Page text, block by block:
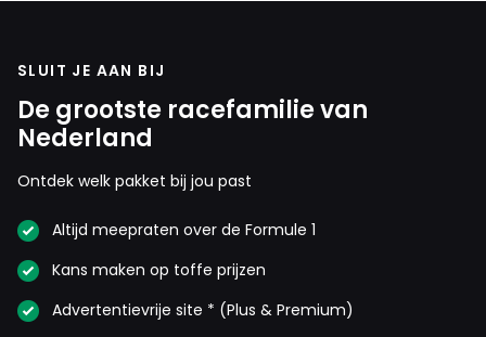
SLUIT JE AAN BIJ
De grootste racefamilie van
Nederland
Ontdek welk pakket bij jou past
Altijd meepraten over de Formule 1
Kans maken op toffe prijzen
Advertentievrije site * (Plus & Premium)